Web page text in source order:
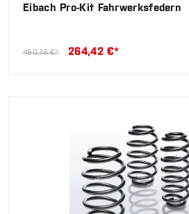
Eibach Pro-Kit Fahrwerksfedern
480,76 €* 264,42 €*